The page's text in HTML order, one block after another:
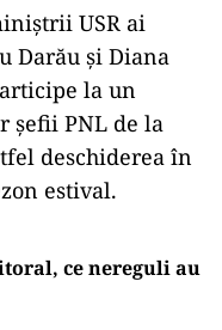
USR ai
Darău și Diana
la un
șefii PNL de la
deschiderea în
estival.
ce nereguli au